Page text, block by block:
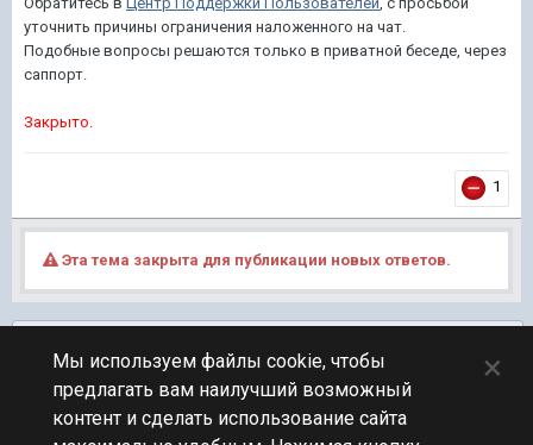
уточнить причины ограничения наложенного на чат.
Подобные вопросы решаются только в приватной беседе, через
саппорт.
Закрыто.
1
Эта тема закрыта для публикации новых ответов.
ПЕРЕЙТИ К СПИСКУ ТЕМ
Обсуждение Мира Кораблей
Мы используем файлы cookie, чтобы
предлагать вам наилучший возможный
контент и сделать использование сайта
×